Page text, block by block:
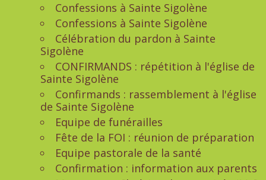
Confessions à Sainte Sigolène
Confessions à Sainte Sigolène
Célébration du pardon à Sainte
Sigolène
CONFIRMANDS : répétition à l'église de
Sainte Sigolène
Confirmands : rassemblement à l'église
de Sainte Sigolène
Equipe de funérailles
Fête de la FOI : réunion de préparation
Equipe pastorale de la santé
Confirmation : information aux parents